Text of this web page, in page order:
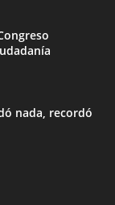
nada, recordó